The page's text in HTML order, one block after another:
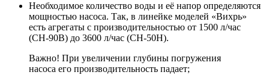
Необходимое количество воды и её напор определяются
мощностью насоса. Так, в линейке моделей «Вихрь»
есть агрегаты с производительностью от 1500 л/час
(СН-90В) до 3600 л/час (СН-50Н).
Важно! При увеличении глубины погружения
насоса его производительность падает;